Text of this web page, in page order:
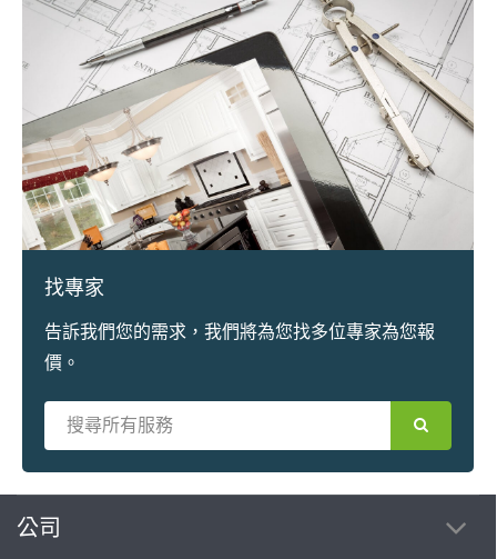
找專家
告訴我們您的需求，我們將為您找多位專家為您報
價。
公司繼續完成